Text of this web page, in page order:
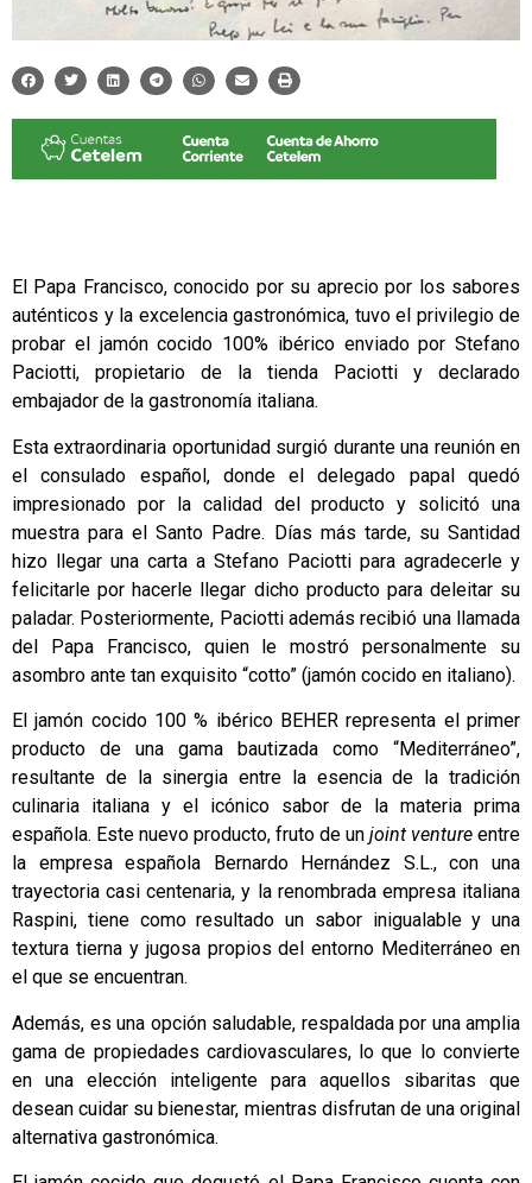
El Papa Francisco, conocido por su aprecio por los sabores
auténticos y la excelencia gastronómica, tuvo el privilegio de
probar el jamón cocido 100% ibérico enviado por Stefano
Paciotti, propietario de la tienda Paciotti y declarado
embajador de la gastronomía italiana.
Esta extraordinaria oportunidad surgió durante una reunión en
el consulado español, donde el delegado papal quedó
impresionado por la calidad del producto y solicitó una
muestra para el Santo Padre. Días más tarde, su Santidad
hizo llegar una carta a Stefano Paciotti para agradecerle y
felicitarle por hacerle llegar dicho producto para deleitar su
paladar. Posteriormente, Paciotti además recibió una llamada
del Papa Francisco, quien le mostró personalmente su
asombro ante tan exquisito “cotto” (jamón cocido en italiano).
El jamón cocido 100 % ibérico BEHER representa el primer
producto de una gama bautizada como “Mediterráneo”,
resultante de la sinergia entre la esencia de la tradición
culinaria italiana y el icónico sabor de la materia prima
española. Este nuevo producto, fruto de un joint venture entre
la empresa española Bernardo Hernández S.L., con una
trayectoria casi centenaria, y la renombrada empresa italiana
Raspini, tiene como resultado un sabor inigualable y una
textura tierna y jugosa propios del entorno Mediterráneo en
el que se encuentran.
Además, es una opción saludable, respaldada por una amplia
gama de propiedades cardiovasculares, lo que lo convierte
en una elección inteligente para aquellos sibaritas que
desean cuidar su bienestar, mientras disfrutan de una original
alternativa gastronómica.